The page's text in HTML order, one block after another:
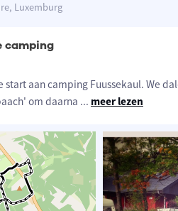
Luxemburg
camping
start aan camping Fuussekaul. We
om daarna ... meer lezen